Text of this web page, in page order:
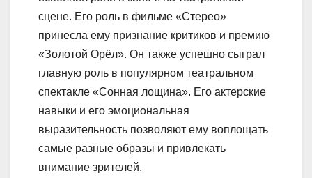
сцене. Его роль в фильме «Стерео»
принесла ему признание критиков и премию
«Золотой Орёл». Он также успешно сыграл
главную роль в популярном театральном
спектакле «Сонная лощина». Его актерские
навыки и его эмоциональная
выразительность позволяют ему воплощать
самые разные образы и привлекать
внимание зрителей.